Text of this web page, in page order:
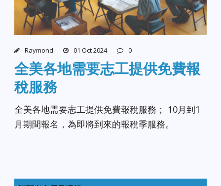
Raymond 01 Oct 2024 0
全美各地需要志工提供免費報
稅服務
全美各地需要志工提供免費報稅服務； 10月到1
月期間報名，為即將到來的報稅季服務。